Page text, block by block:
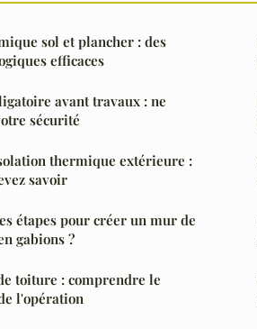
sol et plancher : des
efficaces
avant travaux : ne
sécurité
thermique extérieure :
savoir
étapes pour créer un mur de
gabions ?
toiture : comprendre le
l'opération